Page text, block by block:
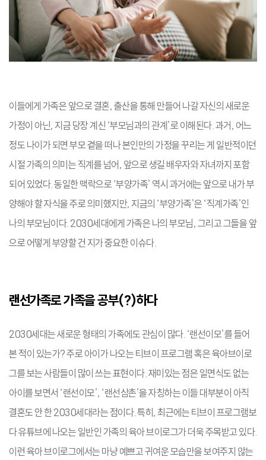
이들에게 가족은 앞으로 결혼, 출산을 통해 만들어 나갈 자신의 새로운
가정이 아닌, 지금 당장 계신 ‘부모님과의 관계’로 이해된다. 과거, 어느
정도 나이가 되면 부모 곁을 떠나 본인만의 가정을 꾸리는 게 일반적이던
시절 가족의 의미는 직계를 넘어, 앞으로 생길 배우자와 자녀까지 포함
되어 있었다. 동일한 맥락으로 ‘부양가족’ 역시 과거에는 앞으로 내가 부
양해야 할 자식을 주로 의미했지만, 지금의 ‘부양가족’은 ‘직계가족’인
나의 부모님이다. 2030세대에게 가족은 나의 부모님, 그리고 그들을 앞
으로 어떻게 부양할 건 지가 중요한 이슈다.
랜선가족로 가족을 공부(?)하다
2030세대는 새로운 형태의 가족에도 관심이 많다. ‘랜선이모’를 들어
본 적이 있는가? 주로 아이가 나오는 티브이 프로그램 혹은 육아브이로
그를 보는 사람들이 많이 쓰는 표현이다. 재미있는 점은 일면식도 없는
아이를 보면서 ‘랜선이모’, ‘랜선삼촌’을 자칭하는 이들 대부분이 아직
결혼도 안 한 2030세대라는 점이다. 특히, 최근에는 티브이 프로그램보
다 유튜브에 나오는 일반인 가족의 육아 브이로그가 더욱 주목받고 있다.
이런 육아 브이로그에서는 마냥 예쁘고 귀여운 모습만을 보여주지 않는